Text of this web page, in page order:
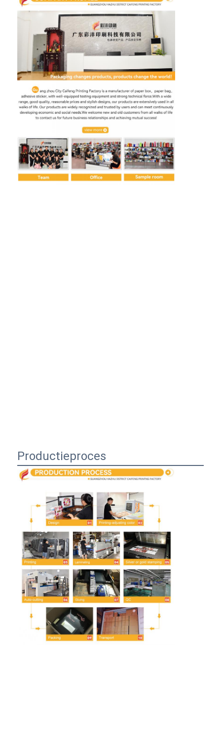
Productieproces